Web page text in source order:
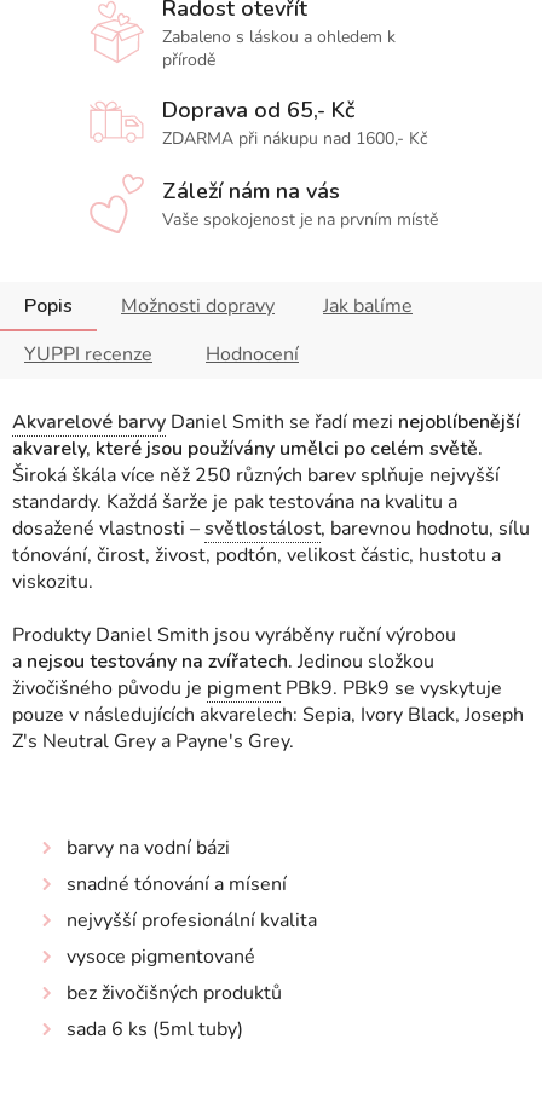
Radost otevřít
Zabaleno s láskou a ohledem k
přírodě
Doprava od 65,- Kč
ZDARMA při nákupu nad 1600,- Kč
Záleží nám na vás
Vaše spokojenost je na prvním místě
Popis Možnosti dopravy
Jak balíme
YUPPI recenze
Hodnocení
Akvarelové barvy Daniel Smith se řadí mezi nejoblíbenější
akvarely, které jsou používány umělci po celém světě.
Široká škála více něž 250 různých barev splňuje nejvyšší
standardy. Každá šarže je pak testována na kvalitu a
dosažené vlastnosti –světlostálost, barevnou hodnotu, sílu
tónování, čirost, živost, podtón, velikost částic, hustotu a
viskozitu.
Produkty Daniel Smith jsou vyráběny ruční výrobou
a nejsou testovány na zvířatech. Jedinou složkou
živočišného původu je pigmentPBk9. PBk9 se vyskytuje
pouze v následujících akvarelech: Sepia, Ivory Black, Joseph
Z's Neutral Grey a Payne's Grey.
barvy na vodní bázi
snadné tónování a mísení
nejvyšší profesionální kvalita
vysoce pigmentované
bez živočišných produktů
sada 6 ks (5ml tuby)